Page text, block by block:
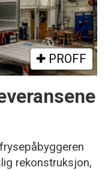
PROFF
rekonstruksjon,